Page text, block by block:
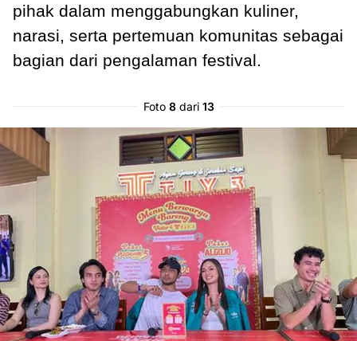
pihak dalam menggabungkan kuliner,
narasi, serta pertemuan komunitas sebagai
bagian dari pengalaman festival.
Foto 8dari 13